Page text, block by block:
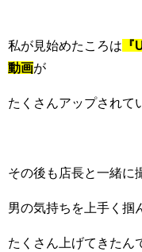
私が見始めたころは
動画が
たくさんアップされて
その後も店長と一緒に
男の気持ちを上手く掴
たくさん上げてきたん